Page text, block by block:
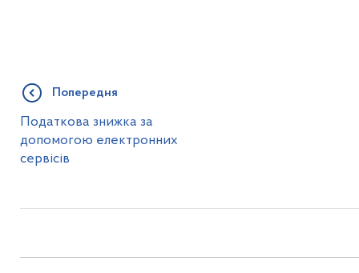
Попередня
Податкова знижка за
допомогою електронних
сервісів